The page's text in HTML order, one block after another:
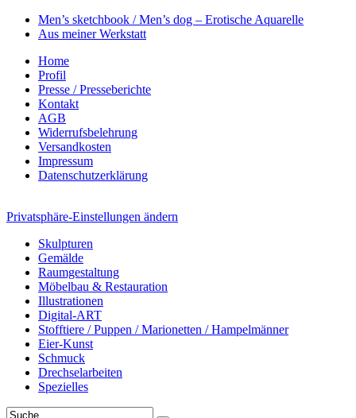
Men’s sketchbook / Men’s dog – Erotische Aquarelle
Aus meiner Werkstatt
Home
Profil
Presse / Presseberichte
Kontakt
AGB
Widerrufsbelehrung
Versandkosten
Impressum
Datenschutzerklärung
Privatsphäre-Einstellungen ändern
Skulpturen
Gemälde
Raumgestaltung
Möbelbau & Restauration
Illustrationen
Digital-ART
Stofftiere / Puppen / Marionetten / Hampelmänner
Eier-Kunst
Schmuck
Drechselarbeiten
Spezielles